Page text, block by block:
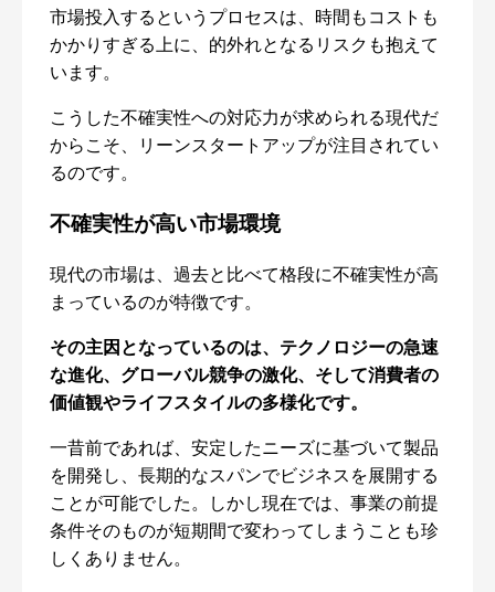
市場投入するというプロセスは、時間もコストも
かかりすぎる上に、的外れとなるリスクも抱えて
います。
こうした不確実性への対応力が求められる現代だ
からこそ、リーンスタートアップが注目されてい
るのです。
不確実性が高い市場環境
現代の市場は、過去と比べて格段に不確実性が高
まっているのが特徴です。
その主因となっているのは、テクノロジーの急速
な進化、グローバル競争の激化、そして消費者の
価値観やライフスタイルの多様化です。
一昔前であれば、安定したニーズに基づいて製品
を開発し、長期的なスパンでビジネスを展開する
ことが可能でした。しかし現在では、事業の前提
条件そのものが短期間で変わってしまうことも珍
しくありません。